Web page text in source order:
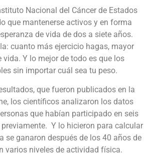
Nacional del Cáncer de Estados
que mantenerse activos y en forma
de vida de dos a siete años.
cuanto más ejercicio hagas, mayor
vida. Y lo mejor de todo es que los
sin importar cuál sea tu peso.
que fueron publicados en la
los científicos analizaron los datos
que habían participado en seis
Y lo hicieron para calcular
se ganaron después de los 40 años de
varios niveles de actividad física.